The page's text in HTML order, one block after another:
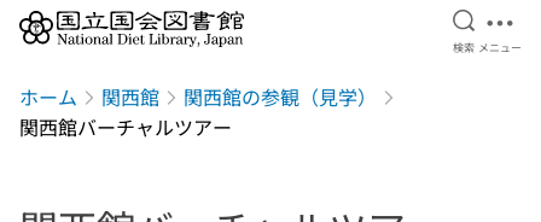
検索を
検索 メ
メニュー
ホーム 関西館
関西館の参観（見学）
関西館バーチャルツアー